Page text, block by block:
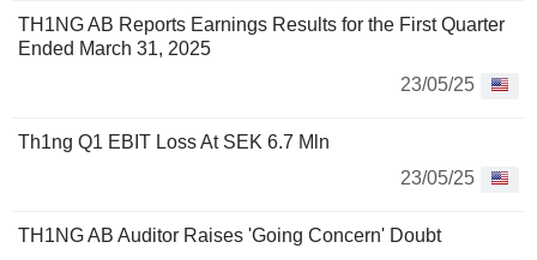
TH1NG AB Reports Earnings Results for the First Quarter
Ended March 31, 2025
23/05/25
Th1ng Q1 EBIT Loss At SEK 6.7 Mln
23/05/25
TH1NG AB Auditor Raises 'Going Concern' Doubt